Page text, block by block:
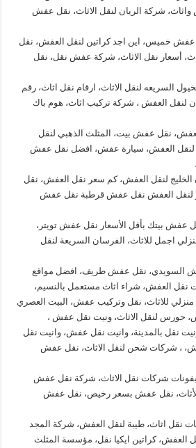
شركة الريان لنقل الاثاث، نقل عفش
خميس، اين اجد كراتين لنقل العفش، نقل
أسعار نقل الاثاث، شركة عفش نقل، نقل
السريعه لنقل الاثاث، ارقام نقل اثاث، رقم
لنقل العفش ، شركة تركيب اثاث، هوم باك
نقل عفش بيت، المثلث الذهبي لنقل
لنقل العفش، سيارة عفش، افضل نقل عفش
لنقل العفش، كم سعر نقل العفش، نقل
لنقل العفش نقل عفش قرطبة نقل عفش
عفش بيتك بأقل الأسعار نقل عفش تويتر،
اجمل للاثاث، الفرسان السريعة لنقل
السويدي، نقل عفش طريف، افضل مواقع
نقل العفش، شراء اثاث مستعمل بالنسيم،
منزلي للاثاث، نقل وتركيب عفش، البيت العصري
حورس لنقل الاثاث، ونيت نقل عفش ،
نقل بالمدينة، وانيت نقل عفش، وانيت نقل
، شركات شحن لنقل الاثاث، نقل عفش
شركات نقل الاثاث، شركة نقل عفش
للأثاث، نقل عفش بسعر رخيص، نقل عفش
نقل اثاث، طيبة لنقل العفش، شركة المجد
العفش، كراتين ايكيا نقل، مؤسسة المثلث